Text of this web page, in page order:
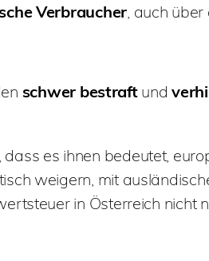
Verbraucher , auch
schwer bestraftund
es ihnen bedeutet,
weigern, mit
in Österreich nicht